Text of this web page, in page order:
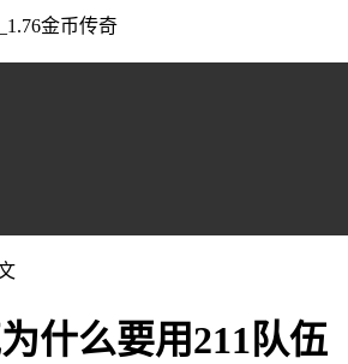
金币传奇
什么要用211队伍